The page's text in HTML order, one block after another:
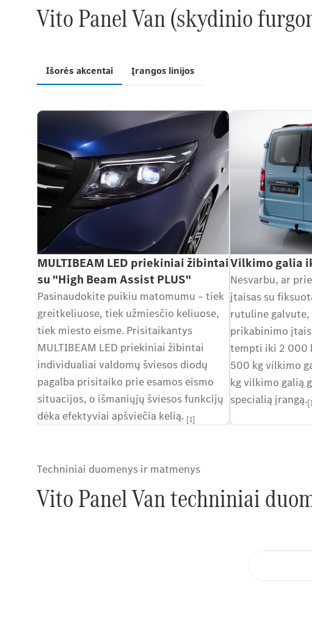
Vito Panel Van (skydinio
Išorės akcentai Įrangos linijos
MULTIBEAM LED priekiniai žibintai
su "High Beam Assist PLUS"
Pasinaudokite puikiu matomumu – tiek
greitkeliuose, tiek užmiesčio keliuose,
tiek miesto eisme. Prisitaikantys
MULTIBEAM LED priekiniai žibintai
individualiai valdomų šviesos diodų
pagalba prisitaiko prie esamos eismo
situacijos, o išmaniųjų šviesos funkcijų
dėka efektyviai apšviečia kelią. [1]
Vilkimo galia
Nesvarbu, ar
įtaisas su
rutuline galvute,
prikabinimo
tempti iki 2 000
500 kg vilkimo
kg vilkimo galią
specialią įrangą.
Techniniai duomenys ir matmenys
Vito Panel Van techniniai